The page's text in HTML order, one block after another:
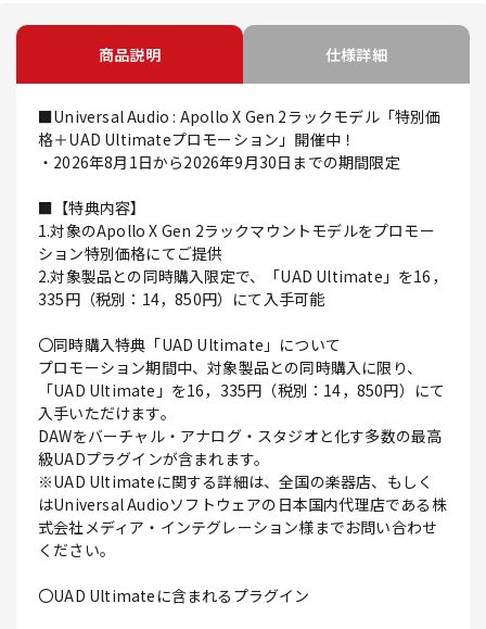
商品説明 仕様詳細
■Universal Audio : Apollo X Gen 2ラックモデル「特別価
格＋UAD Ultimateプロモーション」開催中！
・2026年8月1日から2026年9月30日までの期間限定
■【特典内容】
1.対象のApollo X Gen 2ラックマウントモデルをプロモー
ション特別価格にてご提供
2.対象製品との同時購入限定で、「UAD Ultimate」を16，
335円（税別：14，850円）にて入手可能
〇同時購入特典「UAD Ultimate」について
プロモーション期間中、対象製品との同時購入に限り、
「UAD Ultimate」を16，335円（税別：14，850円）にて
入手いただけます。
DAWをバーチャル・アナログ・スタジオと化す多数の最高
級UADプラグインが含まれます。
※UAD Ultimateに関する詳細は、全国の楽器店、もしく
はUniversal Audioソフトウェアの日本国内代理店である株
式会社メディア・インテグレーション様までお問い合わせ
ください。
〇UAD Ultimateに含まれるプラグイン